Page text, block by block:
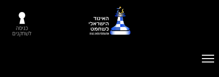
כניסה
לשחקנים